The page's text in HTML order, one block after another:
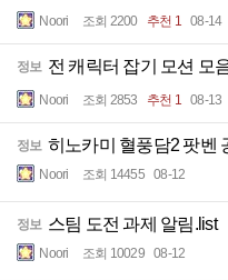
Noori 조회 2200 추천 1 08-14
정보 전 캐릭터 잡기 모션 모
Noori 조회 2853 추천 1 08-13
정보 히노카미 혈풍담2 팟벤
Noori 조회 14455 08-12
정보 스팀 도전 과제 알림.list
Noori 조회 10029 08-12